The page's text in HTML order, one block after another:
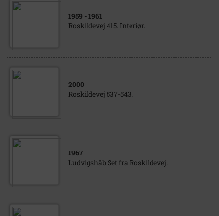
1959 - 1961
Roskildevej 415. Interiør.
2000
Roskildevej 537-543.
1967
Ludvigshåb Set fra Roskildevej.